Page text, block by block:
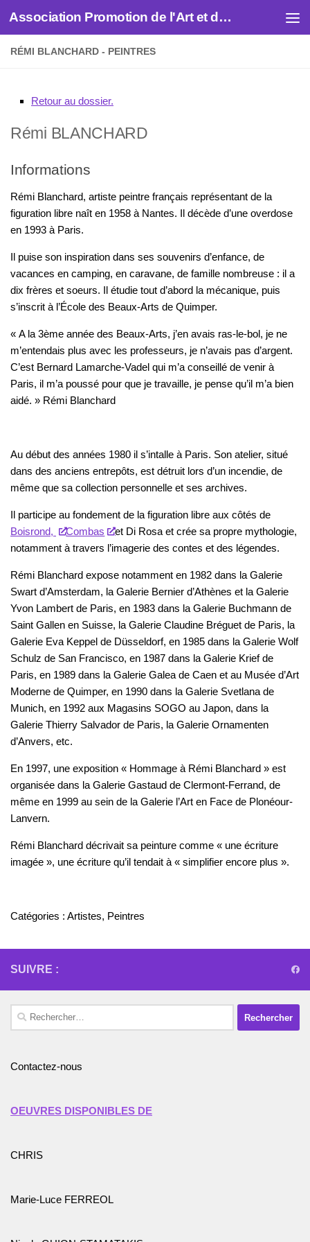
Skip to content Association Promotion de l'Art et des Artistes
RÉMI BLANCHARD - PEINTRES
Retour au dossier.
Rémi BLANCHARD
Informations
Rémi Blanchard, artiste peintre français représentant de la
figuration libre naît en 1958 à Nantes. Il décède d’une overdose
en 1993 à Paris.
Il puise son inspiration dans ses souvenirs d’enfance, de
vacances en camping, en caravane, de famille nombreuse : il a
dix frères et soeurs. Il étudie tout d’abord la mécanique, puis
s’inscrit à l’École des Beaux-Arts de Quimper.
« A la 3ème année des Beaux-Arts, j’en avais ras-le-bol, je ne
m’entendais plus avec les professeurs, je n’avais pas d’argent.
C’est Bernard Lamarche-Vadel qui m’a conseillé de venir à
Paris, il m’a poussé pour que je travaille, je pense qu’il m’a bien
aidé. » Rémi Blanchard
Au début des années 1980 il s’intalle à Paris. Son atelier, situé
dans des anciens entrepôts, est détruit lors d’un incendie, de
même que sa collection personnelle et ses archives.
Il participe au fondement de la figuration libre aux côtés de
Boisrond,
Combas
et Di Rosa et crée sa propre mythologie,
notamment à travers l’imagerie des contes et des légendes.
Rémi Blanchard expose notamment en 1982 dans la Galerie
Swart d’Amsterdam, la Galerie Bernier d’Athènes et la Galerie
Yvon Lambert de Paris, en 1983 dans la Galerie Buchmann de
Saint Gallen en Suisse, la Galerie Claudine Bréguet de Paris, la
Galerie Eva Keppel de Düsseldorf, en 1985 dans la Galerie Wolf
Schulz de San Francisco, en 1987 dans la Galerie Krief de
Paris, en 1989 dans la Galerie Galea de Caen et au Musée d’Art
Moderne de Quimper, en 1990 dans la Galerie Svetlana de
Munich, en 1992 aux Magasins SOGO au Japon, dans la
Galerie Thierry Salvador de Paris, la Galerie Ornamenten
d’Anvers, etc.
En 1997, une exposition « Hommage à Rémi Blanchard » est
organisée dans la Galerie Gastaud de Clermont-Ferrand, de
même en 1999 au sein de la Galerie l’Art en Face de Plonéour-
Lanvern.
Rémi Blanchard décrivait sa peinture comme « une écriture
imagée », une écriture qu’il tendait à « simplifier encore plus ».
Catégories : Artistes, Peintres
SUIVRE :
Rechercher :
Contactez-nous
OEUVRES DISPONIBLES DE
CHRIS
Marie-Luce FERREOL